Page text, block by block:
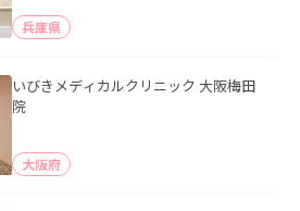
兵庫県
いびきメディカルクリニック 大阪梅田
院
大阪府